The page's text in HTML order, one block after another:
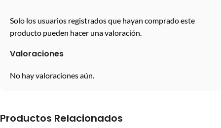
Valoraciones
No hay valoraciones aún.
Solo los usuarios registrados que hayan comprado este
producto pueden hacer una valoración.
Productos Relacionados